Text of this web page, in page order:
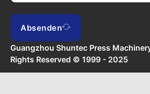
Absenden
Guangzhou Shuntec Press
Rights Reserved © 1999 - 2025